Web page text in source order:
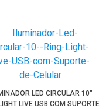
LED CIRCULAR 10"
LIVE USB COM SUPORTE